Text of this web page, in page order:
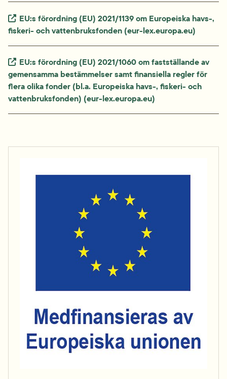
Extern länk.
EU:s förordning (EU) 2021/1139 om Europeiska havs-,
fiskeri- och vattenbruksfonden (eur-lex.europa.eu)
Extern länk.
EU:s förordning (EU) 2021/1060 om fastställande av
gemensamma bestämmelser samt finansiella regler för
flera olika fonder (bl.a. Europeiska havs-, fiskeri- och
vattenbruksfonden) (eur-lex.europa.eu)